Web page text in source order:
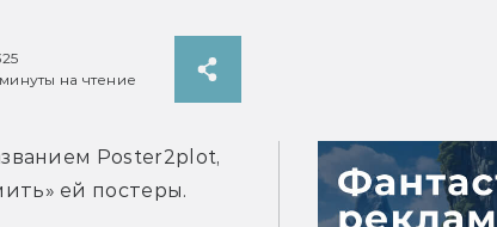
на чтение
Poster2plot,
ей постеры.